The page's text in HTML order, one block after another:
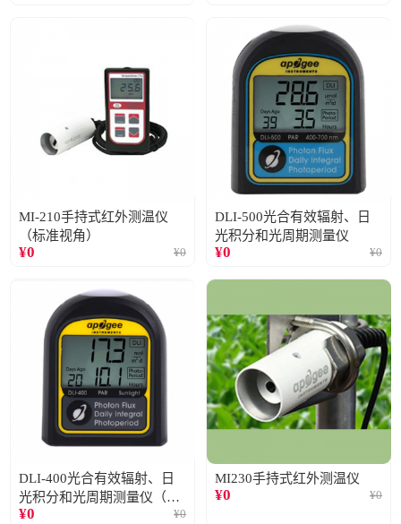
MI-210手持式红外测温仪
（标准视角）
¥0 ¥0
DLI-500光合有效辐射、日
光积分和光周期测量仪
¥0 ¥0
DLI-400光合有效辐射、日
光积分和光周期测量仪（仅
阳光）
¥0 ¥0
MI230手持式红外测温仪
¥0 ¥0